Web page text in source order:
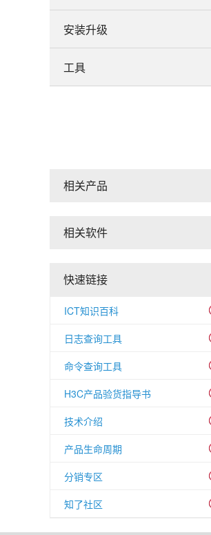
安装升级
工具
相关产品
相关软件
快速链接
ICT知识百科
日志查询工具
命令查询工具
H3C产品验货指导书
技术介绍
产品生命周期
分销专区
知了社区